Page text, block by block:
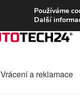
Vrácení a reklamace
Používáme
Další